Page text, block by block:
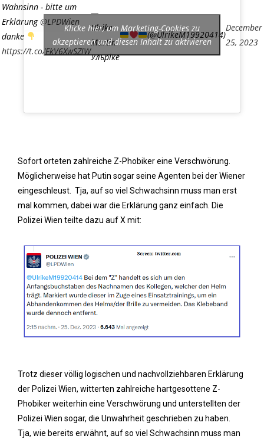
Wahnsinn - bitte um
Erklärung@LPDWien
danke
https://t.co/FkV6XwSZlW
—
Ulrike
Martin
Ульріке
(@UlrikeM19920414)
December
25, 2023
Klicke hier, um Marketing-Cookies zu
akzeptieren und diesen Inhalt zu aktivieren
Sofort orteten zahlreiche Z-Phobiker eine Verschwörung.
Möglicherweise hat Putin sogar seine Agenten bei der Wiener
eingeschleust. Tja, auf so viel Schwachsinn muss man erst
mal kommen, dabei war die Erklärung ganz einfach. Die
Polizei Wien teilte dazu auf X mit:
Trotz dieser völlig logischen und nachvollziehbaren Erklärung
der Polizei Wien, witterten zahlreiche hartgesottene Z-
Phobiker weiterhin eine Verschwörung und unterstellten der
Polizei Wien sogar, die Unwahrheit geschrieben zu haben.
Tja, wie bereits erwähnt, auf so viel Schwachsinn muss man